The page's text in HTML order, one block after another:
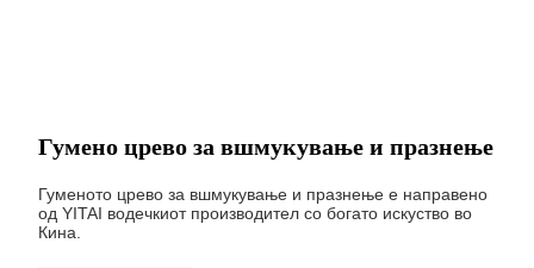
Гумено црево за вшмукување и празнење
Гуменото црево за вшмукување и празнење е направено
од YITAI водечкиот производител со богато искуство во
Кина.